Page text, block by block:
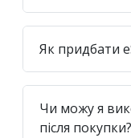
Як придбати
Чи можу я
після покупки?